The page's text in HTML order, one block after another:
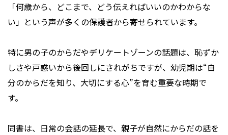
「何歳から、どこまで、どう伝えればいいのかわからな
い」という声が多くの保護者から寄せられています。
特に男の子のからだやデリケートゾーンの話題は、恥ずか
しさや戸惑いから後回しにされがちですが、幼児期は“自
分のからだを知り、大切にする心”を育む重要な時期で
す。
同書は、日常の会話の延長で、親子が自然にからだの話を